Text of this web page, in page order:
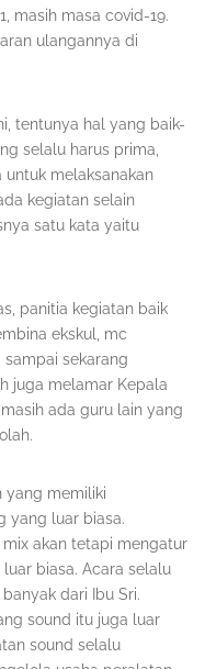
masih masa covid-19.
ulangannya di
tentunya hal yang baik-
selalu harus prima,
melaksanakan
kegiatan selain
satu kata yaitu
panitia kegiatan baik
ekskul, mc
sekarang
juga melamar Kepala
ada guru lain yang
yang memiliki
yang luar biasa.
akan tetapi mengatur
biasa. Acara selalu
dari Ibu Sri.
sound itu juga luar
sound selalu